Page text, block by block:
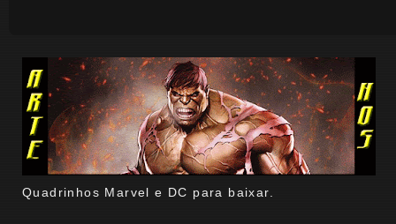
Quadrinhos Marvel e DC para baixar.